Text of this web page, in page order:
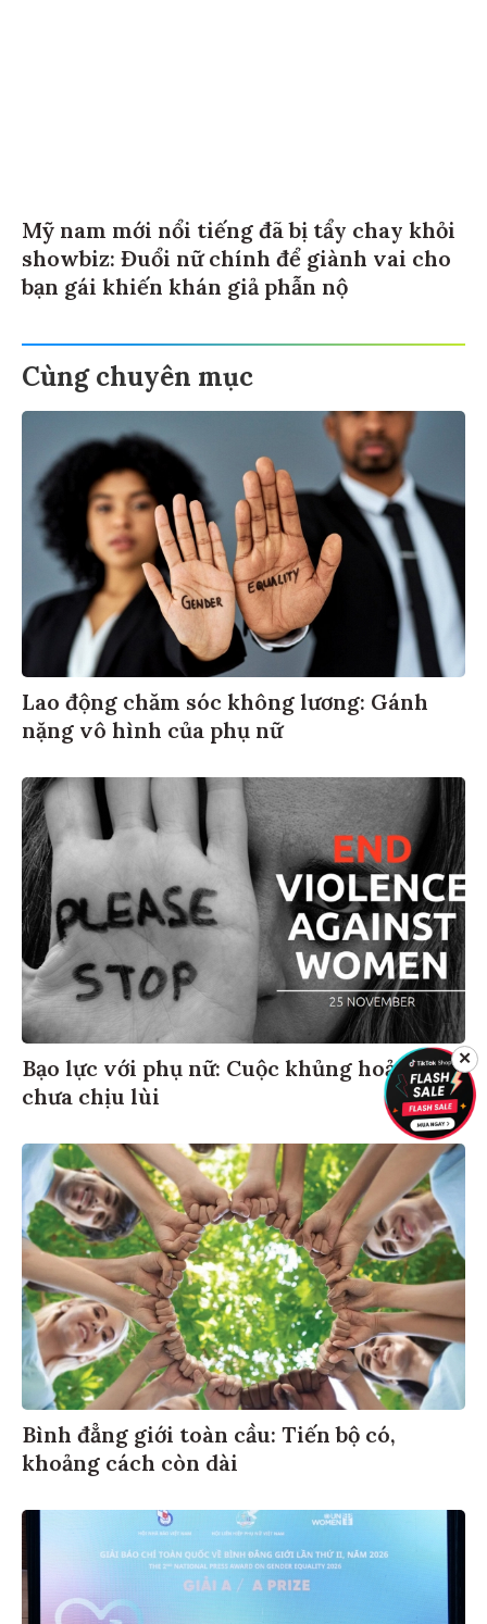
Mỹ nam mới nổi tiếng đã bị tẩy chay khỏi
showbiz: Đuổi nữ chính để giành vai cho
bạn gái khiến khán giả phẫn nộ
Cùng chuyên mục
Lao động chăm sóc không lương: Gánh
nặng vô hình của phụ nữ
Bạo lực với phụ nữ: Cuộc khủng hoảng
chưa chịu lùi
Bình đẳng giới toàn cầu: Tiến bộ có,
khoảng cách còn dài
✕